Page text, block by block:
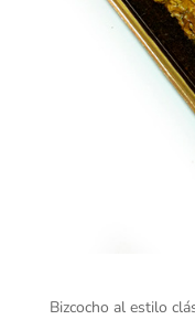
Bizcocho al estilo